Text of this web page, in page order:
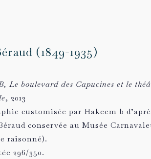
(1849-1935)
Le boulevard des Capucines et le
, 2013
customisée par Hakeem b
conservée au Musée
raisonné).
296/350.